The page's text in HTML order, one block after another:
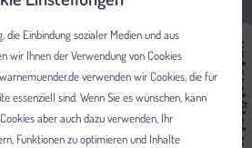
die Einbindung sozialer Medien und aus
wir Ihnen der Verwendung von Cookies
verwenden wir Cookies, die für
essenziell sind. Wenn Sie es wünschen, kann
aber auch dazu verwenden, Ihr
Funktionen zu optimieren und Inhalte